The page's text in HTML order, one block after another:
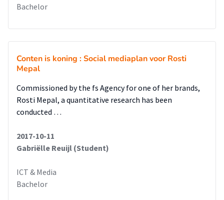
Bachelor
Conten is koning : Social mediaplan voor Rosti
Mepal
Commissioned by the fs Agency for one of her brands,
Rosti Mepal, a quantitative research has been
conducted …
2017-10-11
Gabriëlle Reuijl (Student)
ICT & Media
Bachelor